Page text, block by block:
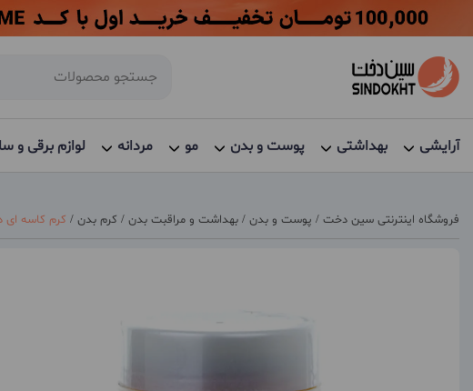
آرایشی بهداشتی پوست و بدن مو مردانه لوازم برقی و
فروشگاه اینترنتی سین دخت / پوست و بدن / بهداشت و مراقبت بدن / کرم بدن / کرم کاسه ای